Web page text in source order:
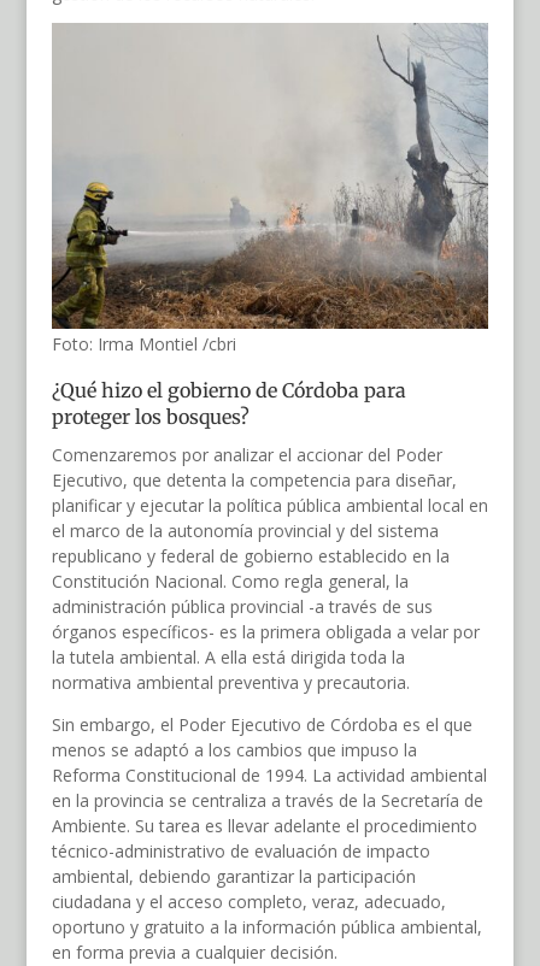
Foto: Irma Montiel /cbri
¿Qué hizo el gobierno de Córdoba para
proteger los bosques?
Comenzaremos por analizar el accionar del Poder
Ejecutivo, que detenta la competencia para diseñar,
planificar y ejecutar la política pública ambiental local en
el marco de la autonomía provincial y del sistema
republicano y federal de gobierno establecido en la
Constitución Nacional. Como regla general, la
administración pública provincial -a través de sus
órganos específicos- es la primera obligada a velar por
la tutela ambiental. A ella está dirigida toda la
normativa ambiental preventiva y precautoria.
Sin embargo, el Poder Ejecutivo de Córdoba es el que
menos se adaptó a los cambios que impuso la
Reforma Constitucional de 1994. La actividad ambiental
en la provincia se centraliza a través de la Secretaría de
Ambiente. Su tarea es llevar adelante el procedimiento
técnico-administrativo de evaluación de impacto
ambiental, debiendo garantizar la participación
ciudadana y el acceso completo, veraz, adecuado,
oportuno y gratuito a la información pública ambiental,
en forma previa a cualquier decisión.